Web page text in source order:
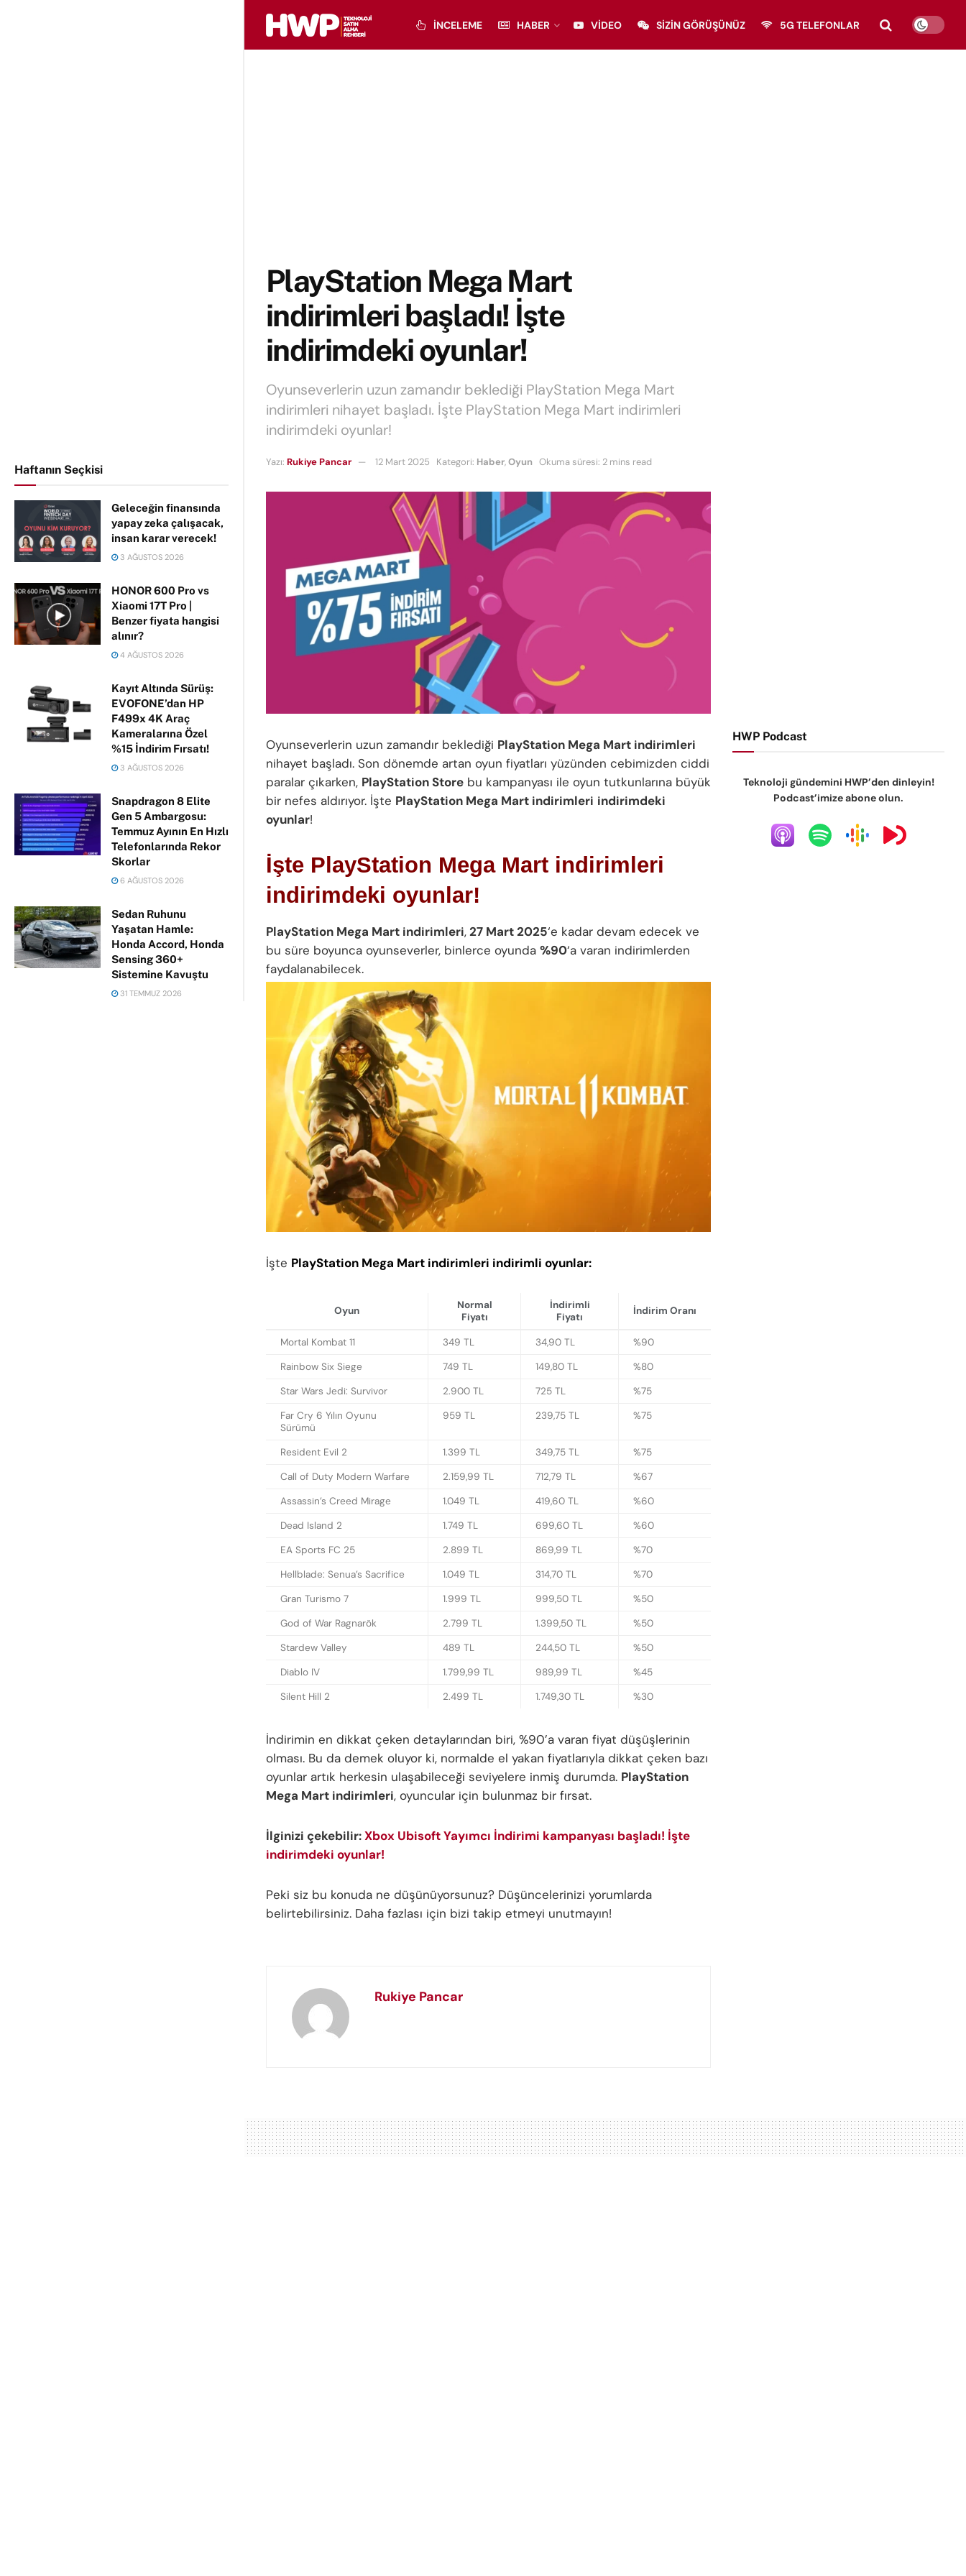
Haftanın Seçkisi
Geleceğin finansında
yapay zeka çalışacak,
insan karar verecek!
3 AĞUSTOS 2026
HONOR 600 Pro vs
Xiaomi 17T Pro |
Benzer fiyata hangisi
alınır?
4 AĞUSTOS 2026
Kayıt Altında Sürüş:
EVOFONE’dan HP
F499x 4K Araç
Kameralarına Özel
%15 İndirim Fırsatı!
3 AĞUSTOS 2026
Snapdragon 8 Elite
Gen 5 Ambargosu:
Temmuz Ayının En Hızlı
Telefonlarında Rekor
Skorlar
6 AĞUSTOS 2026
Sedan Ruhunu
Yaşatan Hamle:
Honda Accord, Honda
Sensing 360+
Sistemine Kavuştu
31 TEMMUZ 2026
İNCELEME HABER VIDEO SIZIN GÖRÜŞÜNÜZ 5G TELEFONLAR
PlayStation Mega Mart
indirimleri başladı! İşte
indirimdeki oyunlar!
Oyunseverlerin uzun zamandır beklediği PlayStation Mega Mart
indirimleri nihayet başladı. İşte PlayStation Mega Mart indirimleri
indirimdeki oyunlar!
Yazı: Rukiye Pancar 12 Mart 2025 Kategori: Haber,Oyun Okuma süresi: 2 mins read
Oyunseverlerin uzun zamandır beklediği PlayStation Mega Mart indirimleri
nihayet başladı. Son dönemde artan oyun fiyatları yüzünden cebimizden ciddi
paralar çıkarken, PlayStation Store bu kampanyası ile oyun tutkunlarına büyük
bir nefes aldırıyor. İşte PlayStation Mega Mart indirimleri indirimdeki
oyunlar!
İşte PlayStation Mega Mart indirimleri
indirimdeki oyunlar!
PlayStation Mega Mart indirimleri,27 Mart 2025‘e kadar devam edecek ve
bu süre boyunca oyunseverler, binlerce oyunda %90‘a varan indirimlerden
faydalanabilecek.
İşte PlayStation Mega Mart indirimleri indirimli oyunlar:
Oyun
Normal
Fiyatı
İndirimli
Fiyatı
İndirim Oranı
Mortal Kombat 11 349 TL 34,90 TL
%90
Rainbow Six Siege
749 TL 149,80 TL
%80
Star Wars Jedi: Survivor
2.900 TL 725 TL
%75
Far Cry 6 Yılın Oyunu
Sürümü
959 TL 239,75 TL %75
Resident Evil 2 1.399 TL 349,75 TL
%75
Call of Duty Modern Warfare
2.159,99 TL 712,79 TL
%67
Assassin’s Creed Mirage
1.049 TL 419,60 TL
%60
Dead Island 2
1.749 TL 699,60 TL
%60
EA Sports FC 25
2.899 TL 869,99 TL
%70
Hellblade: Senua’s Sacrifice
1.049 TL 314,70 TL
%70
Gran Turismo 7
1.999 TL 999,50 TL
%50
God of War Ragnarök
2.799 TL 1.399,50 TL
%50
Stardew Valley
489 TL 244,50 TL
%50
Diablo IV
1.799,99 TL 989,99 TL
%45
Silent Hill 2
2.499 TL 1.749,30 TL %30
İndirimin en dikkat çeken detaylarından biri, %90’a varan fiyat düşüşlerinin
olması. Bu da demek oluyor ki, normalde el yakan fiyatlarıyla dikkat çeken bazı
oyunlar artık herkesin ulaşabileceği seviyelere inmiş durumda. PlayStation
Mega Mart indirimleri, oyuncular için bulunmaz bir fırsat.
İlginizi çekebilir:Xbox Ubisoft Yayımcı İndirimi kampanyası başladı! İşte
indirimdeki oyunlar!
Peki siz bu konuda ne düşünüyorsunuz? Düşüncelerinizi yorumlarda
belirtebilirsiniz. Daha fazlası için bizi takip etmeyi unutmayın!
Rukiye Pancar
HWP Podcast
Teknoloji gündemini HWP’den dinleyin!
Podcast’imize abone olun.